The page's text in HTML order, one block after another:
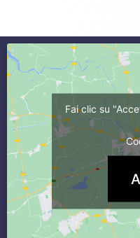
Fai clic su